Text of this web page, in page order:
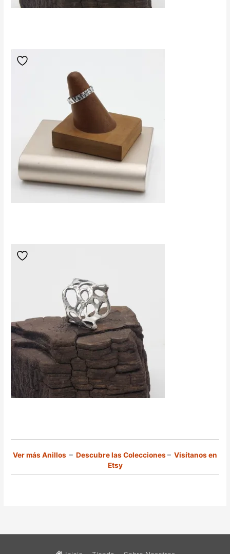
Ver más Anillos – Descubre las Colecciones– Visítanos en
Etsy